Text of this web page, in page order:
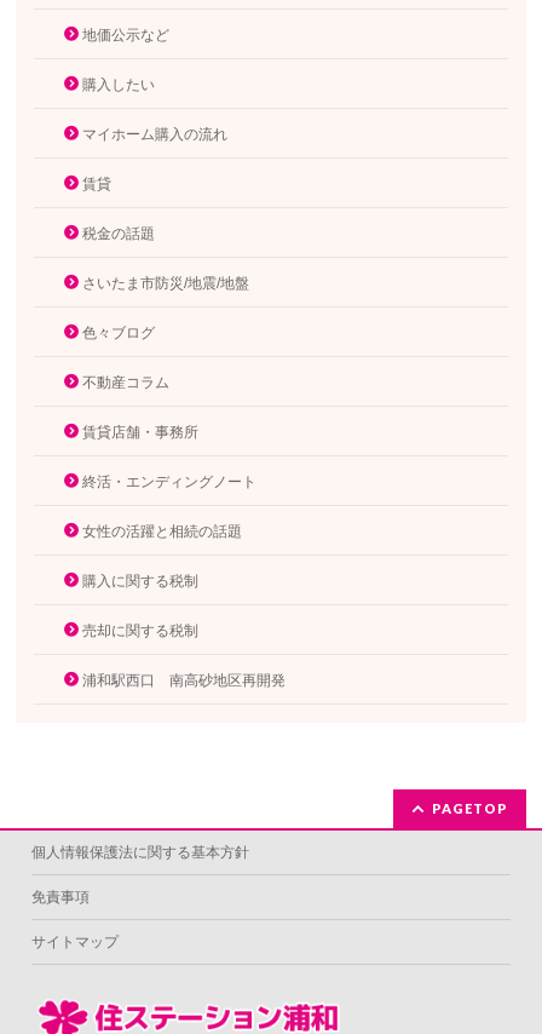
地価公示など
購入したい
マイホーム購入の流れ
賃貸
税金の話題
さいたま市防災/地震/地盤
色々ブログ
不動産コラム
賃貸店舗・事務所
終活・エンディングノート
女性の活躍と相続の話題
購入に関する税制
売却に関する税制
浦和駅西口 南高砂地区再開発
PAGETOP
個人情報保護法に関する基本方針
免責事項
サイトマップ